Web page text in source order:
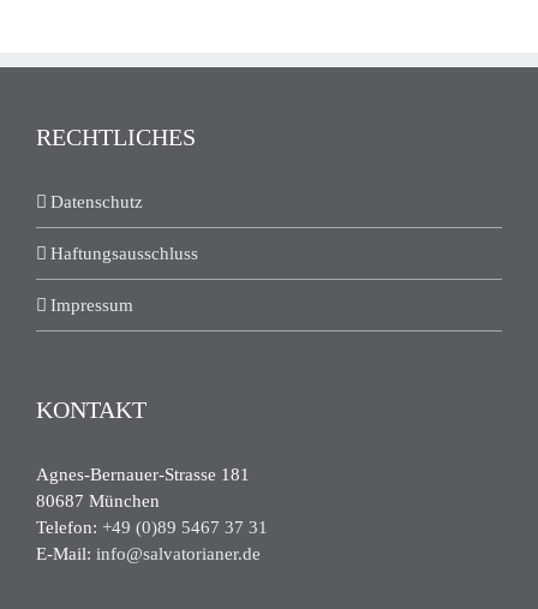
RECHTLICHES
Datenschutz
Haftungsausschluss
Impressum
KONTAKT
Agnes-Bernauer-Strasse 181
80687 München
Telefon: +49 (0)89 5467 37 31
E-Mail: info@salvatorianer.de